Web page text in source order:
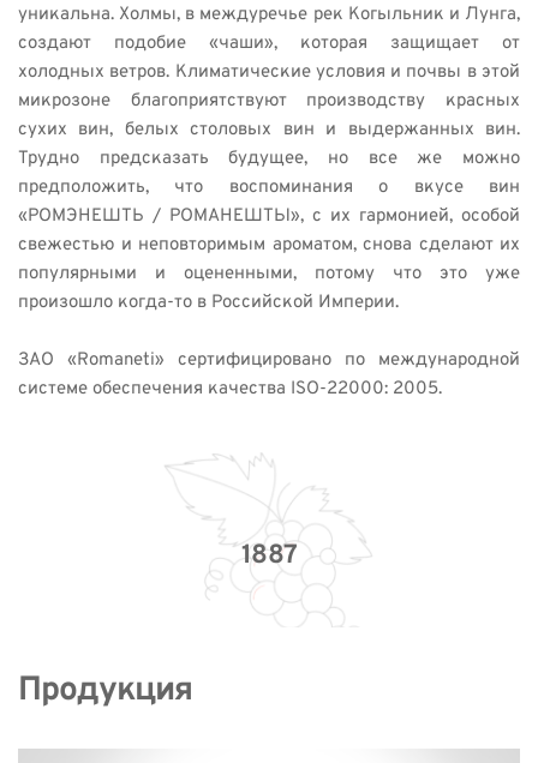
уникальна. Холмы, в междуречье рек Когыльник и Лунга,
создают подобие «чаши», которая защищает от
холодных ветров. Климатические условия и почвы в этой
микрозоне благоприятствуют производству красных
сухих вин, белых столовых вин и выдержанных вин.
Трудно предсказать будущее, но все же можно
предположить, что воспоминания о вкусе вин
«РОМЭНЕШТЬ / РОМАНЕШТЫ», с их гармонией, особой
свежестью и неповторимым ароматом, снова сделают их
популярными и оцененными, потому что это уже
произошло когда-то в Российской Империи.
ЗАО «Romaneti» сертифицировано по международной
системе обеспечения качества ISO-22000: 2005.
1887
Продукция